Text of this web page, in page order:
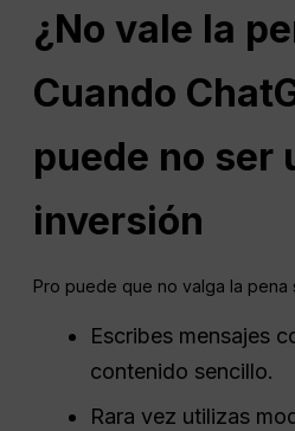
¿No vale la
Cuando
puede no ser
inversión
Pro puede que no valga la pena
Escribes mensajes
contenido sencillo.
Rara vez utilizas